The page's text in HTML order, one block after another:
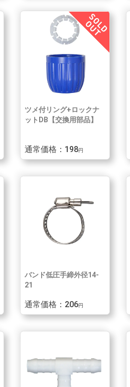
ツメ付リング+ロックナ
ットDB【交換用部品】
通常価格：198円
バンド低圧手締外径14-
21
通常価格：206円